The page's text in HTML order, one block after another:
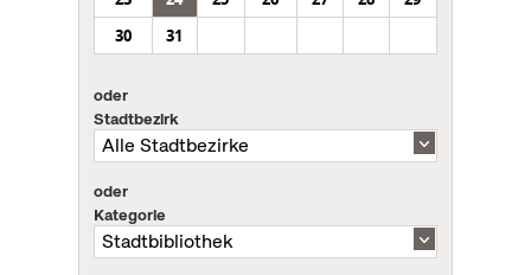
30
31
oder
Stadtbezirk
oder
Kategorie